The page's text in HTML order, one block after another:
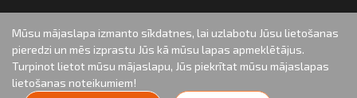
Autortiesības: aktivcentr.lv, 2019
Mūsu mājaslapa izmanto sīkdatnes, lai uzlabotu Jūsu lietošanas
pieredzi un mēs izprastu Jūs kā mūsu lapas apmeklētājus.
Turpinot lietot mūsu mājaslapu, Jūs piekrītat mūsu mājaslapas
lietošanas noteikumiem!